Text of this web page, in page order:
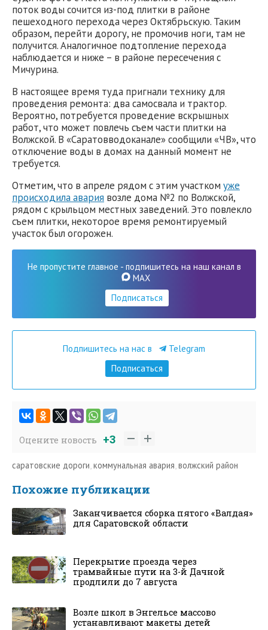
поток воды сочится из-под плитки в районе
пешеходного перехода через Октябрьскую. Таким
образом, перейти дорогу, не промочив ноги, там не
получится. Аналогичное подтопление перехода
наблюдается и ниже – в районе пересечения с
Мичурина.
В настоящее время туда пригнали технику для
проведения ремонта: два самосвала и трактор.
Вероятно, потребуется проведение вскрышных
работ, что может повлечь съем части плитки на
Волжской. В «Саратовводоканале» сообщили «ЧВ», что
отключение воды в домах на данный момент не
требуется.
Отметим, что в апреле рядом с этим участком уже
происходила авария возле дома №2 по Волжской,
рядом с крыльцом местных заведений. Это повлекло
съем плитки, некоторое время ремонтируемый
участок был огорожен.
Не пропустите главное - подпишитесь на наш канал в
MAX
Подписаться
Подпишитесь на нас в
Telegram
Подписаться
Оцените новость +3
саратовские дороги,коммунальная авария,волжский район
Похожие публикации
Заканчивается сборка пятого «Валдая»
для Саратовской области
Перекрытие проезда через
трамвайные пути на 3-й Дачной
продлили до 7 августа
Возле школ в Энгельсе массово
устанавливают макеты детей